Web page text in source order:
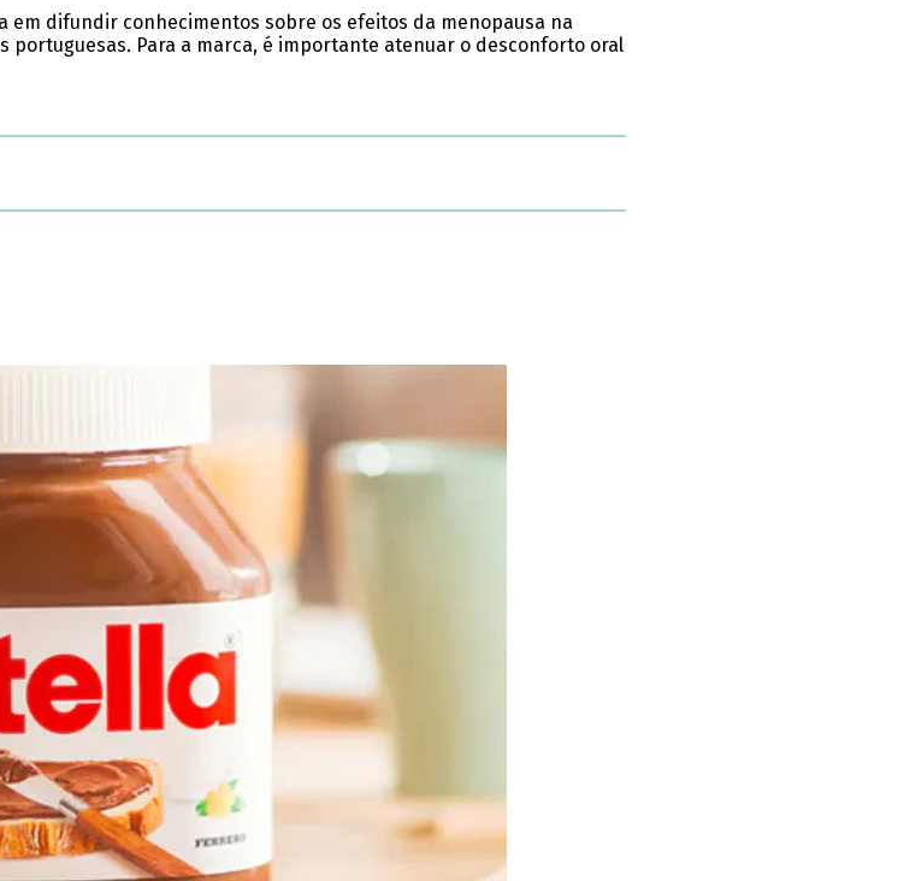
em difundir conhecimentos sobre os efeitos da menopausa na
Para a marca, é importante atenuar o desconforto oral